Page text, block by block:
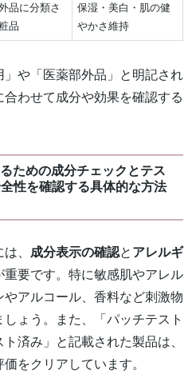
品に分類さ
品
保湿・美白・肌の健
やかさ維持
や「医薬部外品」と明記され
わせて成分や効果を確認する
ための成分チェックとテス
性を確認する具体的な方法
、 成分表示の確認と アレルギ
重要です。特に敏感肌やアレル
アルコール、香料など刺激物
ょう。また、「パッチテスト
済み」と記載された製品は、
をクリアしています。